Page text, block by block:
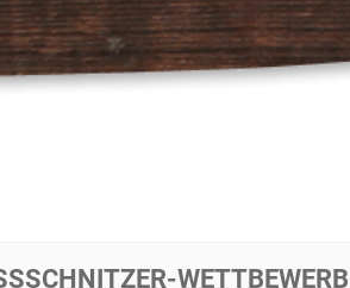
WETTBEWERB